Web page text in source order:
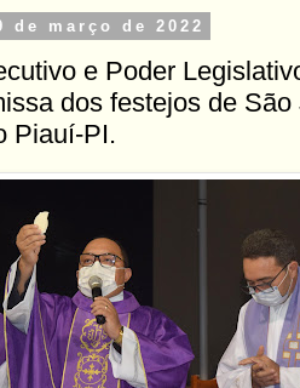
de março de 2022
e Poder
dos festejos de
Piauí-PI.